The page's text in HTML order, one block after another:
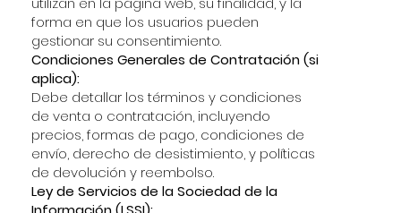
forma en que los usuarios pueden
gestionar su consentimiento.
Condiciones Generales de Contratación (si
aplica):
Debe detallar los términos y condiciones
de venta o contratación, incluyendo
precios, formas de pago, condiciones de
envío, derecho de desistimiento, y políticas
de devolución y reembolso.
Ley de Servicios de la Sociedad de la